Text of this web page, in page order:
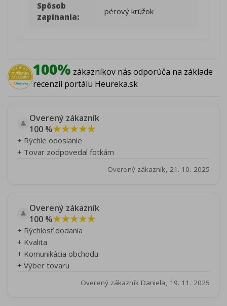
Spôsob
zapínania:
pérový krúžok
100% zákazníkov nás odporúča na základe
recenzií portálu Heureka.sk
👤 Overený zákazník
100 %★★★★★
+ Rýchle odoslanie
+ Tovar zodpovedal fotkám
Overený zákazník, 21. 10. 2025
👤 Overený zákazník
100 %★★★★★
+ Rýchlosť dodania
+ Kvalita
+ Komunikácia obchodu
+ Výber tovaru
Overený zákazník Daniela, 19. 11. 2025